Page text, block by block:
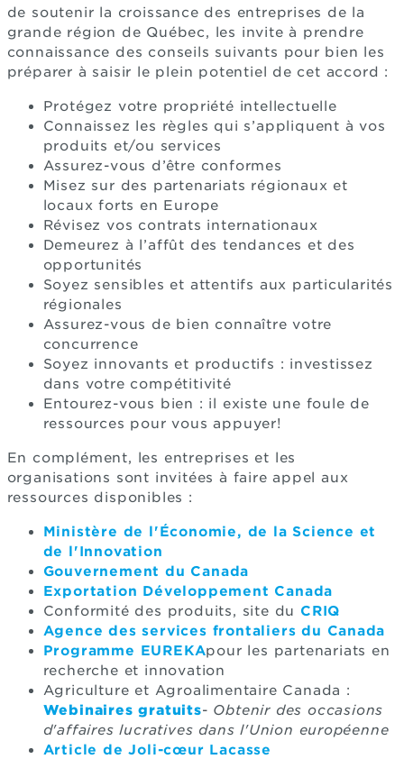
de soutenir la croissance des entreprises de la
grande région de Québec, les invite à prendre
connaissance des conseils suivants pour bien les
préparer à saisir le plein potentiel de cet accord :
Protégez votre propriété intellectuelle
Connaissez les règles qui s’appliquent à vos
produits et/ou services
Assurez-vous d’être conformes
Misez sur des partenariats régionaux et
locaux forts en Europe
Révisez vos contrats internationaux
Demeurez à l’affût des tendances et des
opportunités
Soyez sensibles et attentifs aux particularités
régionales
Assurez-vous de bien connaître votre
concurrence
Soyez innovants et productifs : investissez
dans votre compétitivité
Entourez-vous bien : il existe une foule de
ressources pour vous appuyer!
En complément, les entreprises et les
organisations sont invitées à faire appel aux
ressources disponibles :
Ministère de l'Économie, de la Science et
de l'Innovation
Gouvernement du Canada
Exportation Développement Canada
Conformité des produits, site du CRIQ
Agence des services frontaliers du Canada
Programme EUREKApour les partenariats en
recherche et innovation
Agriculture et Agroalimentaire Canada :
Webinaires gratuits- Obtenir des occasions
d'affaires lucratives dans l'Union européenne
Article de Joli-cœur Lacasse